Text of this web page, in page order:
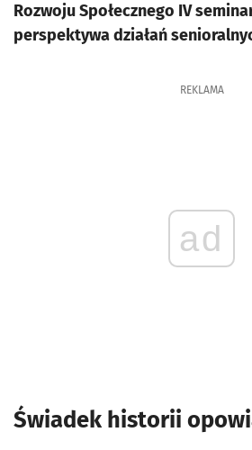
Rozwoju Społecznego IV
perspektywa działań
REKLAMA
ad
Świadek historii